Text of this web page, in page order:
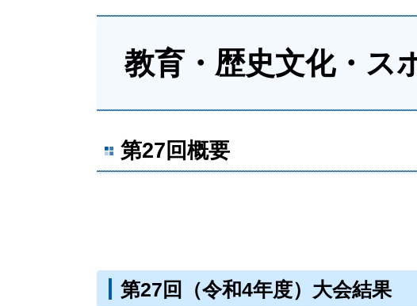
教育・歴史文化・ス
第27回概要
第27回（令和4年度）大会結果